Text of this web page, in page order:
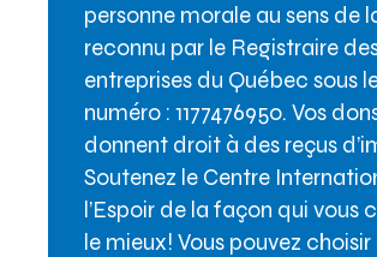
personne morale au sens de
reconnu par le Registraire
entreprises du Québec sous
numéro : 1177476950. Vos
donnent droit à des reçus
Soutenez le Centre
l’Espoir de la façon qui vous
le mieux! Vous pouvez